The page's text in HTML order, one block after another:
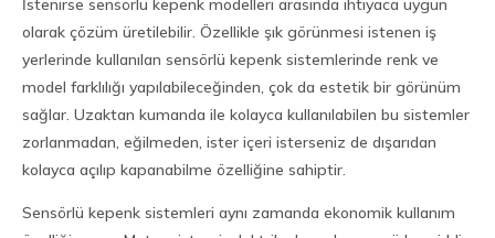
İstenirse sensörlü kepenk modelleri arasında ihtiyaca uygun
olarak çözüm üretilebilir. Özellikle şık görünmesi istenen iş
yerlerinde kullanılan sensörlü kepenk sistemlerinde renk ve
model farklılığı yapılabileceğinden, çok da estetik bir görünüm
sağlar. Uzaktan kumanda ile kolayca kullanılabilen bu sistemler
zorlanmadan, eğilmeden, ister içeri isterseniz de dışarıdan
kolayca açılıp kapanabilme özelliğine sahiptir.
Sensörlü kepenk sistemleri aynı zamanda ekonomik kullanım